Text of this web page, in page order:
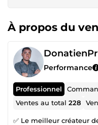
À propos du
Performance
Professionnel
Ventes au total228
✅ Le meilleur créateur